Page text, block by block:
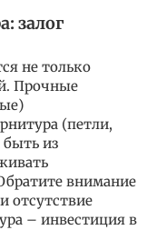
залог
не только
Прочные
(петли,
из
внимание
отсутствие
– инвестиция в